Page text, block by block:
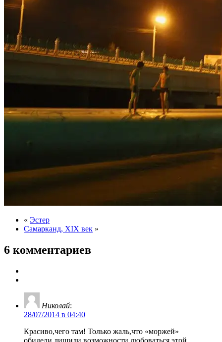
« Эстер
Самарканд, XIX век »
6 комментариев
Николай:
28/07/2014 в 04:40
Красиво,чего там! Только жаль,что «моржей»
обидели,лишили возможности любоваться этой